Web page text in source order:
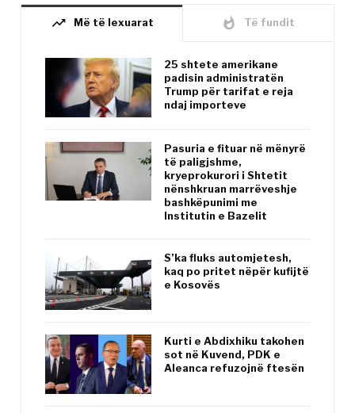
trending_up Më të lexuarat whatshot Të fundit
25 shtete amerikane
padisin administratën
Trump për tarifat e reja
ndaj importeve
Pasuria e fituar në mënyrë
të paligjshme,
kryeprokurori i Shtetit
nënshkruan marrëveshje
bashkëpunimi me
Institutin e Bazelit
S’ka fluks automjetesh,
kaq po pritet nëpër kufijtë
e Kosovës
Kurti e Abdixhiku takohen
sot në Kuvend, PDK e
Aleanca refuzojnë ftesën